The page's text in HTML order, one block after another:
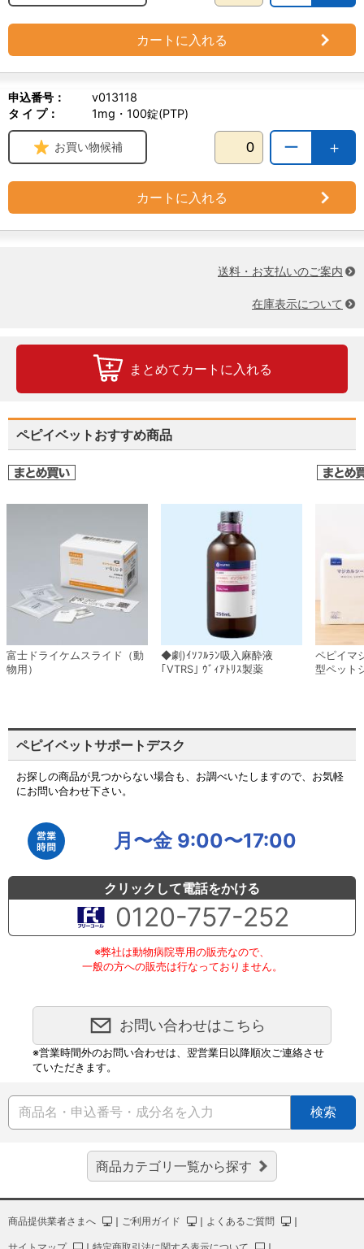
カートに入れる
申込番号：
v013118
タ イ プ：
1mg・100錠(PTP)
＋
ー
お買い物候補
カートに入れる
送料・お支払いのご案内
在庫表示について
まとめてカートに入れる
ペピイベットおすすめ商品
富士ドライケムスライド（動
物用）
◆劇)ｲｿﾌﾙﾗﾝ吸入麻酔液
｢VTRS｣ ｳﾞｨｱﾄﾘｽ製薬
ペピイマ
型ペット
ペピイベットサポートデスク
お探しの商品が見つからない場合も、お調べいたしますので、お気軽
にお問い合わせ下さい。
月〜金 9:00〜17:00
クリックして電話をかける
0120-757-252
※弊社は動物病院専用の販売なので、
一般の方への販売は行なっておりません。
お問い合わせはこちら
※営業時間外のお問い合わせは、翌営業日以降順次ご連絡させ
ていただきます。
検索
商品カテゴリ一覧から探す
商品提供業者さまへ ｜ ご利用ガイド ｜ よくあるご質問 ｜